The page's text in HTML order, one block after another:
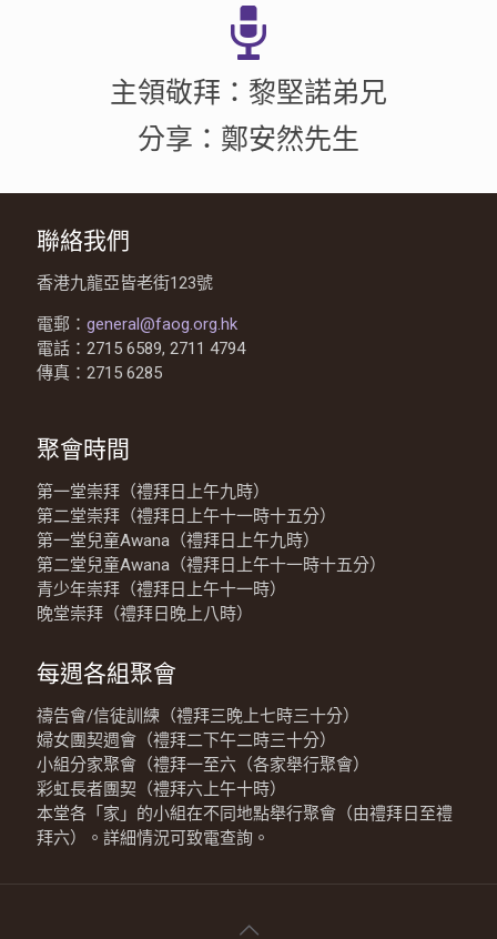
主領敬拜：黎堅諾弟兄
分享：鄭安然先生
聯絡我們
香港九龍亞皆老街123號
電郵： general@faog.org.hk
電話：2715 6589, 2711 4794
傳真：2715 6285
聚會時間
第一堂崇拜（禮拜日上午九時）
第二堂崇拜（禮拜日上午十一時十五分）
第一堂兒童Awana（禮拜日上午九時）
第二堂兒童Awana（禮拜日上午十一時十五分）
青少年崇拜（禮拜日上午十一時）
晚堂崇拜（禮拜日晚上八時）
每週各組聚會
禱告會/信徒訓練（禮拜三晚上七時三十分）
婦女團契週會（禮拜二下午二時三十分）
小組分家聚會（禮拜一至六（各家舉行聚會）
彩虹長者團契（禮拜六上午十時）
本堂各「家」的小組在不同地點舉行聚會（由禮拜日至禮
拜六）。詳細情況可致電查詢。